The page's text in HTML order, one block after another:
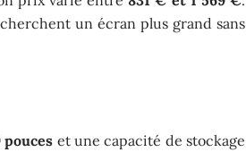
un écran plus grand sans
pouces et une capacité de stockage